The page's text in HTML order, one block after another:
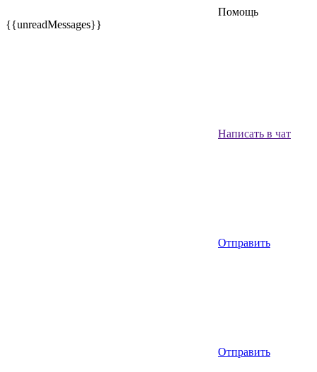
Помощь
{{unreadMessages}}
Написать в чат
Отправить
Отправить